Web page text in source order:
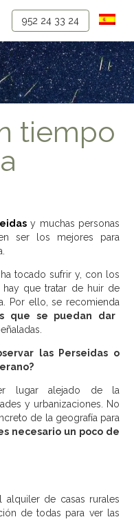
952 24 33 24
tiempo
y muchas personas
ser los mejores para
tocado sufrir y, con los
hay que tratar de huir de
Por ello, se recomienda
que se puedan dar
las Perseidas o
lugar alejado de la
y urbanizaciones. No
de la geografía para
necesario un poco de
alquiler de casas rurales
de todas para ver las